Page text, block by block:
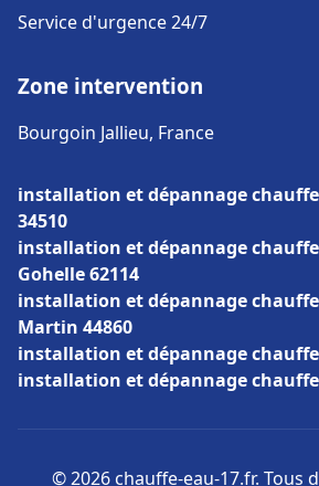
Service d'urgence 24/7
Zone intervention
Bourgoin Jallieu, France
installation et dépannage
34510
installation et dépannage chauffe
Gohelle 62114
installation et dépannage
Martin 44860
installation et dépannage chauffe
installation et dépannage chauffe
© 2026 chauffe-eau-17.fr. Tous